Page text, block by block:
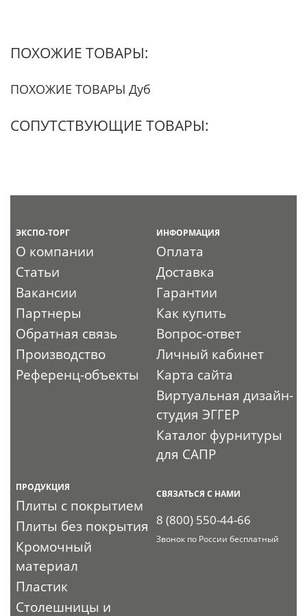
ПОХОЖИЕ ТОВАРЫ:
ПОХОЖИЕ ТОВАРЫ Дуб
СОПУТСТВУЮЩИЕ ТОВАРЫ:
ЭКСПО-ТОРГ
О компании
Статьи
Вакансии
Партнеры
Обратная связь
Производство
Референц-объекты
ИНФОРМАЦИЯ
Оплата
Доставка
Гарантии
Как купить
Вопрос-ответ
Личный кабинет
Карта сайта
Виртуальная дизайн-
студия ЭГГЕР
Каталог фурнитуры
для САПР
ПРОДУКЦИЯ
Плиты с покрытием
Плиты без покрытия
Кромочный
материал
Пластик
Столешницы и
СВЯЗАТЬСЯ С НАМИ
8 (800) 550-44-66
Звонок по России бесплатный